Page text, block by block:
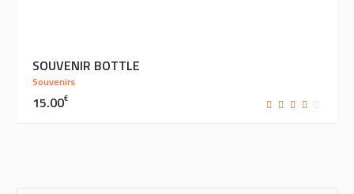
SOUVENIR BOTTLE
Souvenirs
15.00€